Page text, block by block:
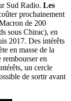
Sud Radio. Les
prochainement
de 200
sous Chirac), en
2017. Des intérêts
en masse de la
rembourser en
un cercle
de sortir avant